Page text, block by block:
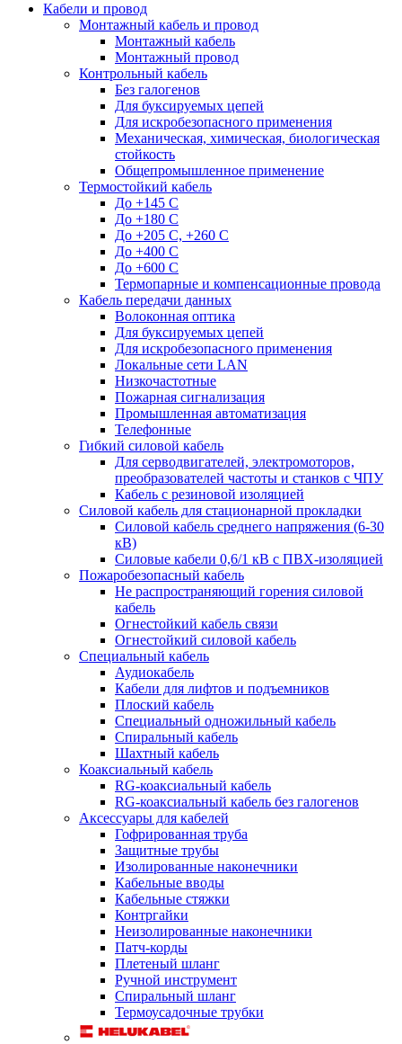
Кабели и провод
Монтажный кабель и провод
Монтажный кабель
Монтажный провод
Контрольный кабель
Без галогенов
Для буксируемых цепей
Для искробезопасного применения
Механическая, химическая, биологическая
стойкость
Общепромышленное применение
Термостойкий кабель
До +145 С
До +180 C
До +205 С, +260 С
До +400 C
До +600 С
Термопарные и компенсационные провода
Кабель передачи данных
Волоконная оптика
Для буксируемых цепей
Для искробезопасного применения
Локальные сети LAN
Низкочастотные
Пожарная сигнализация
Промышленная автоматизация
Телефонные
Гибкий силовой кабель
Для серводвигателей, электромоторов,
преобразователей частоты и станков с ЧПУ
Кабель с резиновой изоляцией
Силовой кабель для стационарной прокладки
Силовой кабель среднего напряжения (6-30
кВ)
Силовые кабели 0,6/1 кВ с ПВХ-изоляцией
Пожаробезопасный кабель
Не распространяющий горения силовой
кабель
Огнестойкий кабель связи
Огнестойкий силовой кабель
Специальный кабель
Аудиокабель
Кабели для лифтов и подъемников
Плоский кабель
Специальный одножильный кабель
Спиральный кабель
Шахтный кабель
Коаксиальный кабель
RG-коаксиальный кабель
RG-коаксиальный кабель без галогенов
Аксессуары для кабелей
Гофрированная труба
Защитные трубы
Изолированные наконечники
Кабельные вводы
Кабельные стяжки
Контргайки
Неизолированные наконечники
Патч-корды
Плетеный шланг
Ручной инструмент
Спиральный шланг
Термоусадочные трубки